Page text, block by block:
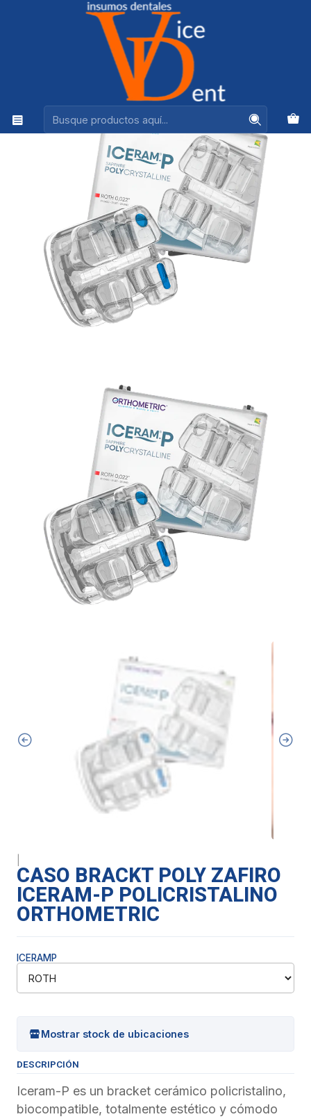
Ventas +56944575313
ORTODONCIA
CASO BRACKT POLY ZAFIRO ICERAM-P POLICRISTALINO
CASO BRACKT POLY ZAFIRO
ICERAM-P POLICRISTALINO
ORTHOMETRIC
ICERAMP
Mostrar stock de ubicaciones
DESCRIPCIÓN
Iceram-P es un bracket cerámico policristalino,
biocompatible, totalmente estético y cómodo